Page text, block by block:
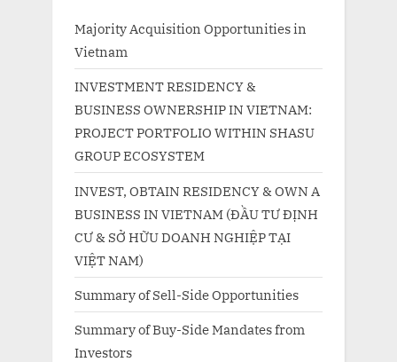
Majority Acquisition Opportunities in
Vietnam
INVESTMENT RESIDENCY &
BUSINESS OWNERSHIP IN VIETNAM:
PROJECT PORTFOLIO WITHIN SHASU
GROUP ECOSYSTEM
INVEST, OBTAIN RESIDENCY & OWN A
BUSINESS IN VIETNAM (ĐẦU TƯ ĐỊNH
CƯ & SỞ HỮU DOANH NGHIỆP TẠI
VIỆT NAM)
Summary of Sell-Side Opportunities
Summary of Buy-Side Mandates from
Investors